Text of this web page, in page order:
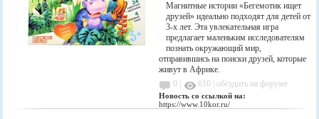
Магнитные истории «Бегемотик ищет
друзей» идеально подходят для детей от
3-х лет. Эта увлекательная игра
предлагает маленьким исследователям
познать окружающий мир,
отправившись на поиски друзей, которые
живут в Африке.
0 |
610 |обсудить на форуме
Новость со ссылкой на:
https://www.10kor.ru/